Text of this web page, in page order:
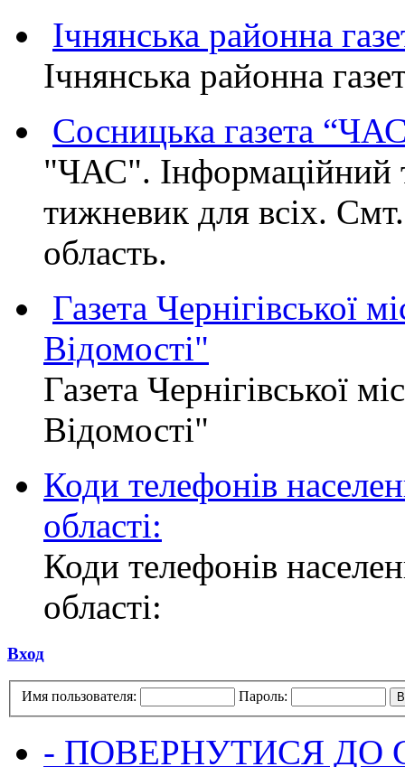
Ічнянська районна
Ічнянська районна
Сосницька газета
"ЧАС". Інформаційний
тижневик для всіх.
область.
Газета Чернігівської
Відомості"
Газета Чернігівської
Відомості"
Коди телефонів
області:
Коди телефонів
області:
Вход
Имя пользователя: Пароль:
- ПОВЕРНУТИСЯ ДО